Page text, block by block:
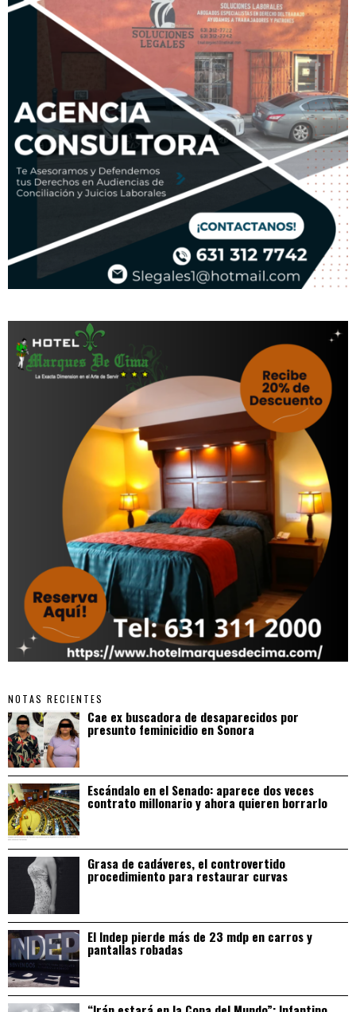
NOTAS RECIENTES
Cae ex buscadora de desaparecidos por
presunto feminicidio en Sonora
Escándalo en el Senado: aparece dos veces
contrato millonario y ahora quieren borrarlo
Grasa de cadáveres, el controvertido
procedimiento para restaurar curvas
El Indep pierde más de 23 mdp en carros y
pantallas robadas